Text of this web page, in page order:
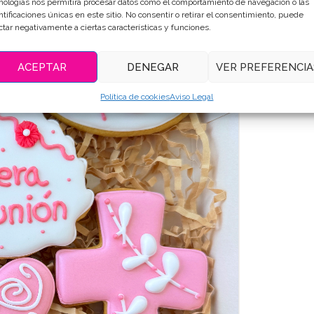
nos permitirá procesar datos como el comportamiento de navegación o las
únicas en este sitio. No consentir o retirar el consentimiento, puede
negativamente a ciertas características y funciones.
ACEPTAR DENEGAR VER
Política de cookiesAviso Legal